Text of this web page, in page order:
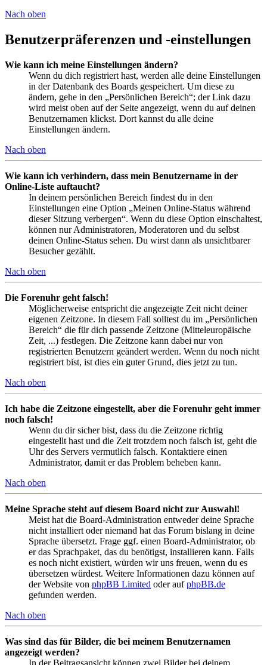
Nach oben
Benutzerpräferenzen und -einstellungen
Wie kann ich meine Einstellungen ändern?
Wenn du dich registriert hast, werden alle deine Einstellungen
in der Datenbank des Boards gespeichert. Um diese zu
ändern, gehe in den „Persönlichen Bereich“; der Link dazu
wird meist oben auf der Seite angezeigt, wenn du auf deinen
Benutzernamen klickst. Dort kannst du alle deine
Einstellungen ändern.
Nach oben
Wie kann ich verhindern, dass mein Benutzername in der
Online-Liste auftaucht?
In deinem persönlichen Bereich findest du in den
Einstellungen eine Option „Meinen Online-Status während
dieser Sitzung verbergen“. Wenn du diese Option einschaltest,
können nur Administratoren, Moderatoren und du selbst
deinen Online-Status sehen. Du wirst dann als unsichtbarer
Besucher gezählt.
Nach oben
Die Forenuhr geht falsch!
Möglicherweise entspricht die angezeigte Zeit nicht deiner
eigenen Zeitzone. In diesem Fall solltest du im „Persönlichen
Bereich“ die für dich passende Zeitzone (Mitteleuropäische
Zeit, ...) festlegen. Die Zeitzone kann dabei nur von
registrierten Benutzern geändert werden. Wenn du noch nicht
registriert bist, ist dies ein guter Grund, dies jetzt zu tun.
Nach oben
Ich habe die Zeitzone eingestellt, aber die Forenuhr geht immer
noch falsch!
Wenn du dir sicher bist, dass du die Zeitzone richtig
eingestellt hast und die Zeit trotzdem noch falsch ist, geht die
Uhr des Servers vermutlich falsch. Kontaktiere einen
Administrator, damit er das Problem beheben kann.
Nach oben
Meine Sprache steht auf diesem Board nicht zur Auswahl!
Meist hat die Board-Administration entweder deine Sprache
nicht installiert oder niemand hat das Forum bislang in deine
Sprache übersetzt. Frage ggf. einen Board-Administrator, ob
er das Sprachpaket, das du benötigst, installieren kann. Falls
es noch nicht existiert, würden wir uns freuen, wenn du es
übersetzen würdest. Weitere Informationen dazu können auf
der Website von phpBB Limited oder aufphpBB.de
gefunden werden.
Nach oben
Was sind das für Bilder, die bei meinem Benutzernamen
angezeigt werden?
In der Beitragsansicht können zwei Bilder bei deinem